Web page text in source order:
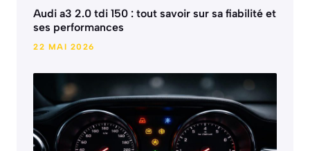
Audi a3 2.0 tdi 150 : tout savoir sur sa fiabilité et
ses performances
22 MAI 2026